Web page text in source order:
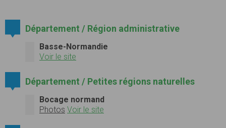
Département / Région administrative
Basse-Normandie
Voir le site
Département / Petites régions naturelles
Bocage normand
Photos Voir le site